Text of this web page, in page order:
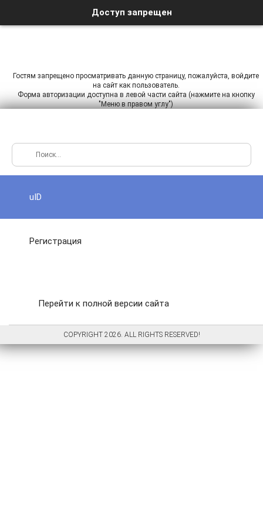
Доступ запрещен
Гостям запрещено просматривать данную страницу, пожалуйста, войдите
на сайт как пользователь.
Форма авторизации доступна в левой части сайта (нажмите на кнопку
"Меню в правом углу")
uID
Регистрация
Перейти к полной версии сайта
COPYRIGHT 2026. ALL RIGHTS RESERVED!